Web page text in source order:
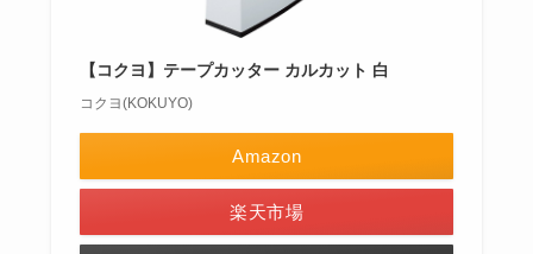
【コクヨ】テープカッター カルカット 白
コクヨ(KOKUYO)
Amazon
楽天市場